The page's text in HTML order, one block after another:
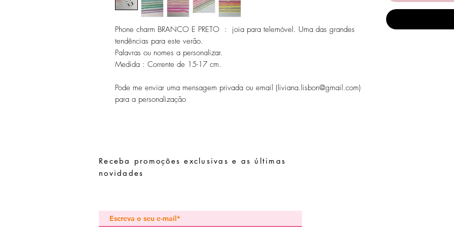
Phone charm BRANCO E PRETO : joia para telemóvel. Uma das grandes
tendências para este verão.
Palavras ou nomes a personalizar.
Medida : Corrente de 15-17 cm.
Pode me enviar uma mensagem privada ou email (liviana.lisbon@gmail.com)
para a personalização
Receba promoções exclusivas e as últimas
novidades